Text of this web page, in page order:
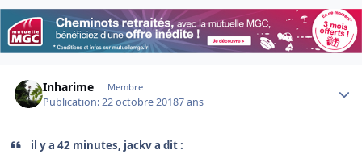
Inharime Membre
Publication:22 octobre 20187 ans
il y a 42 minutes, jackv a dit :